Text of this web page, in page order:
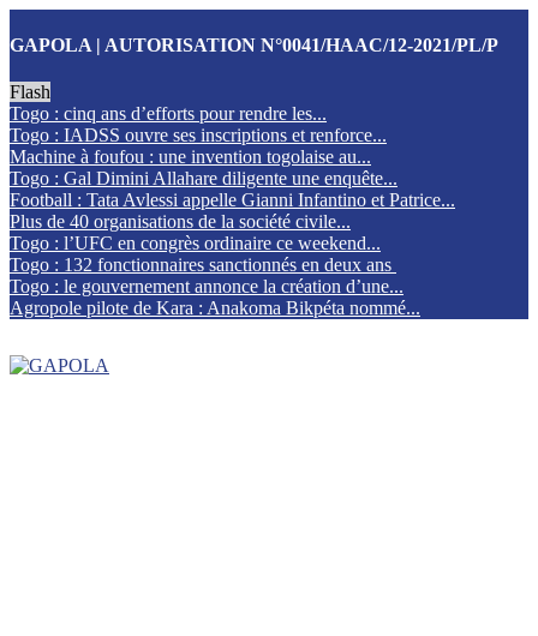
GAPOLA | AUTORISATION N°0041/HAAC/12-2021/PL/P
Flash
Togo : cinq ans d’efforts pour rendre les...
Togo : IADSS ouvre ses inscriptions et renforce...
Machine à foufou : une invention togolaise au...
Togo : Gal Dimini Allahare diligente une enquête...
Football : Tata Avlessi appelle Gianni Infantino et Patrice...
Plus de 40 organisations de la société civile...
Togo : l’UFC en congrès ordinaire ce weekend...
Togo : 132 fonctionnaires sanctionnés en deux ans
Togo : le gouvernement annonce la création d’une...
Agropole pilote de Kara : Anakoma Bikpéta nommé...